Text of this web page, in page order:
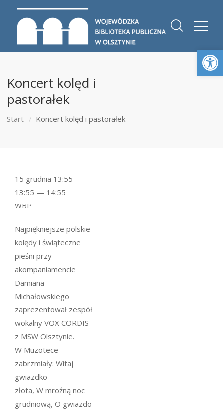
Koncert kolęd i
pastorałek
Start Koncert kolęd i pastorałek
Najpiękniejsze polskie
kolędy i świąteczne
pieśni przy
akompaniamencie
Damiana
Michałowskiego
zaprezentował zespół
wokalny VOX CORDIS
z MSW Olsztynie.
W Muzotece
zabrzmiały: Witaj
gwiazdko
złota, W mroźną noc
grudniową, O gwiazdo
15 grudnia 13:55
13:55 — 14:55
WBP